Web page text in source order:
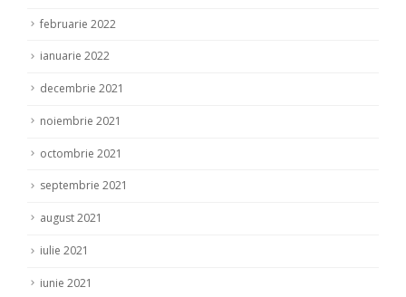
februarie 2022
ianuarie 2022
decembrie 2021
noiembrie 2021
octombrie 2021
septembrie 2021
august 2021
iulie 2021
iunie 2021